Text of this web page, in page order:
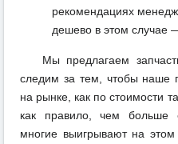
рекомендациях
дешево в этом случае
Мы предлагаем
следим за тем, чтобы наше
на рынке, как по стоимости
как правило, чем больше
многие выигрывают на